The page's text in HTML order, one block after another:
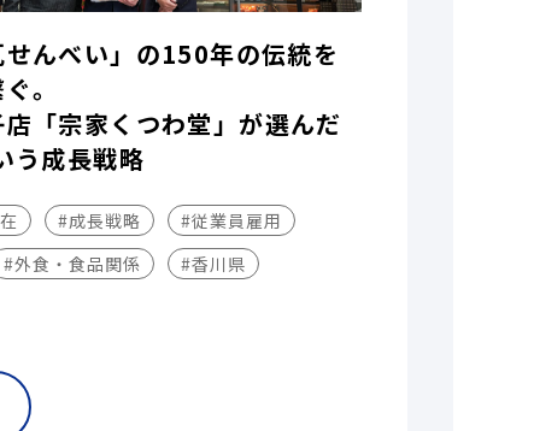
んべい」の150年の伝統を
。
「宗家くつわ堂」が選んだ
う成長戦略
#成長戦略
#従業員雇用
#外食・食品関係
#香川県